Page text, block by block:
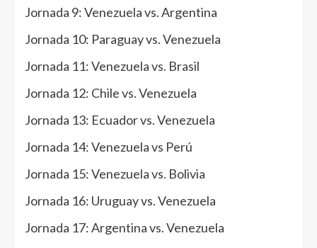
Jornada 9: Venezuela vs. Argentina
Jornada 10: Paraguay vs. Venezuela
Jornada 11: Venezuela vs. Brasil
Jornada 12: Chile vs. Venezuela
Jornada 13: Ecuador vs. Venezuela
Jornada 14: Venezuela vs Perú
Jornada 15: Venezuela vs. Bolivia
Jornada 16: Uruguay vs. Venezuela
Jornada 17: Argentina vs. Venezuela